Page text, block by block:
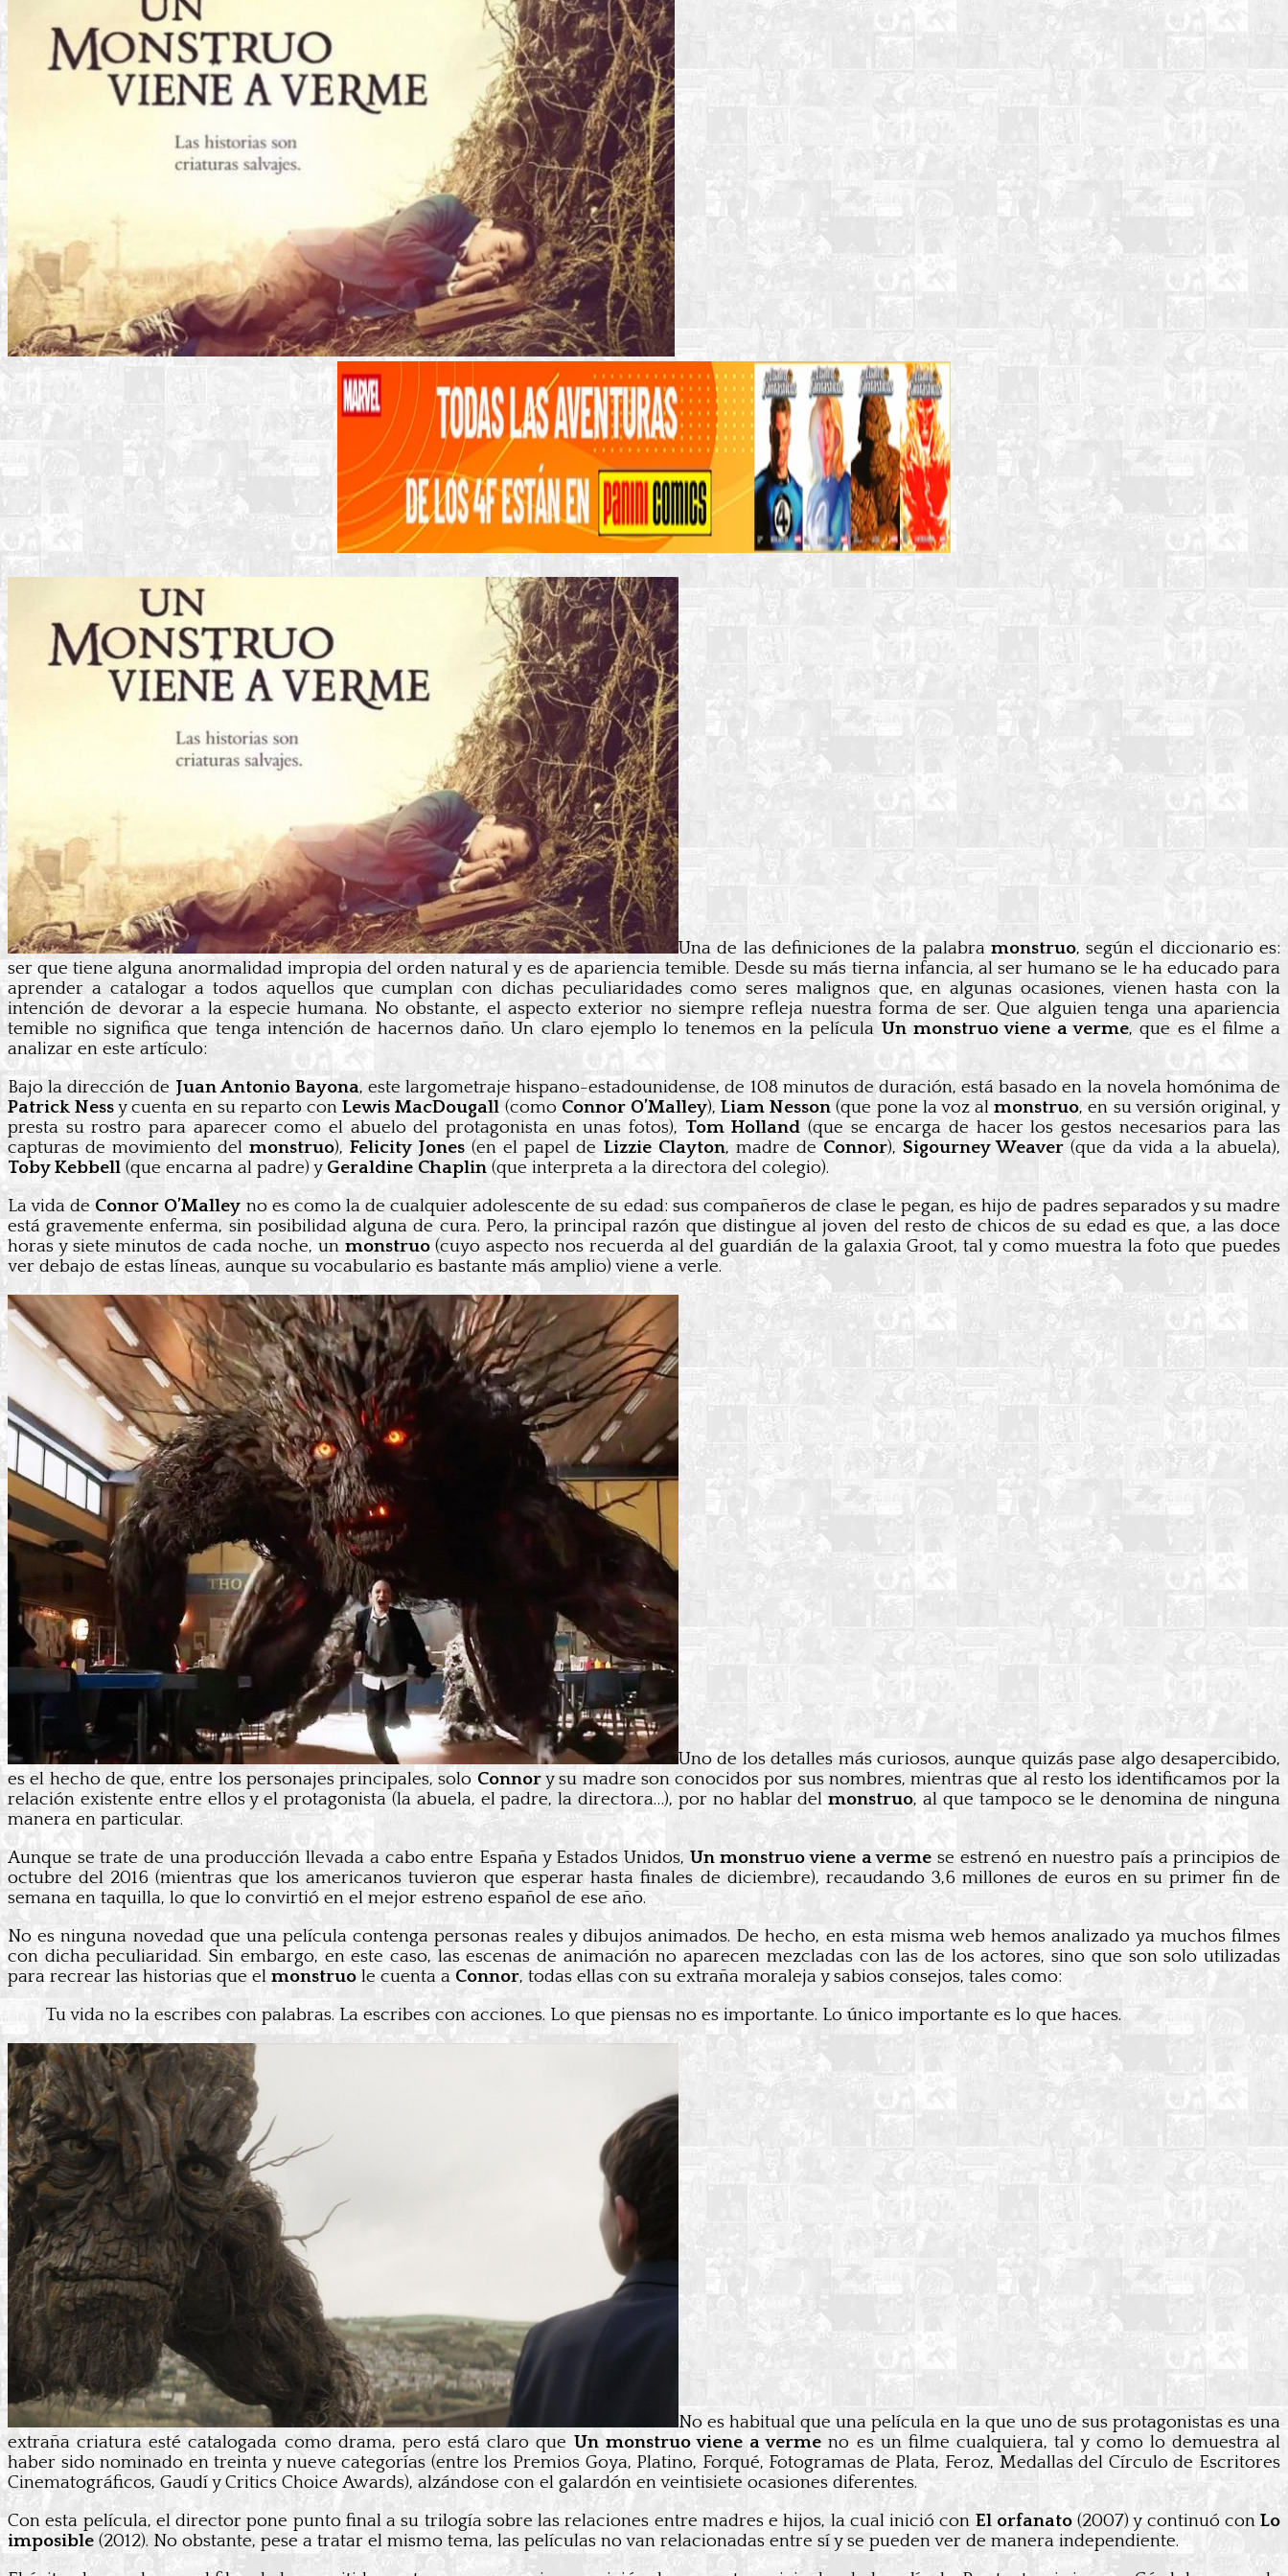
Una de las definiciones de la palabramonstruo, según el diccionario es:
ser que tiene alguna anormalidad impropia del orden natural y es de apariencia temible. Desde su más tierna infancia, al ser humano se le ha educado para
aprender a catalogar a todos aquellos que cumplan con dichas peculiaridades como seres malignos que, en algunas ocasiones, vienen hasta con la
intención de devorar a la especie humana. No obstante, el aspecto exterior no siempre refleja nuestra forma de ser. Que alguien tenga una apariencia
temible no significa que tenga intención de hacernos daño. Un claro ejemplo lo tenemos en la películaUn monstruo viene a verme, que es el filme a
analizar en este artículo:
Bajo la dirección de Juan Antonio Bayona, este largometraje hispano-estadounidense, de 108 minutos de duración, está basado en la novela homónima de
Patrick Nessy cuenta en su reparto conLewis MacDougall (como Connor O’Malley),Liam Nesson(que pone la voz almonstruo, en su versión original, y
presta su rostro para aparecer como el abuelo del protagonista en unas fotos), Tom Holland (que se encarga de hacer los gestos necesarios para las
capturas de movimiento delmonstruo),Felicity Jones (en el papel de Lizzie Clayton, madre de Connor), Sigourney Weaver(que da vida a la abuela),
Toby Kebbell (que encarna al padre) y Geraldine Chaplin (que interpreta a la directora del colegio).
La vida de Connor O’Malley no es como la de cualquier adolescente de su edad: sus compañeros de clase le pegan, es hijo de padres separados y su madre
está gravemente enferma, sin posibilidad alguna de cura. Pero, la principal razón que distingue al joven del resto de chicos de su edad es que, a las doce
horas y siete minutos de cada noche, un monstruo(cuyo aspecto nos recuerda al del guardián de la galaxia Groot, tal y como muestra la foto que puedes
ver debajo de estas líneas, aunque su vocabulario es bastante más amplio) viene a verle.
Uno de los detalles más curiosos, aunque quizás pase algo desapercibido,
es el hecho de que, entre los personajes principales, solo Connory su madre son conocidos por sus nombres, mientras que al resto los identificamos por la
relación existente entre ellos y el protagonista (la abuela, el padre, la directora…), por no hablar delmonstruo, al que tampoco se le denomina de ninguna
manera en particular.
Aunque se trate de una producción llevada a cabo entre España y Estados Unidos, Un monstruo viene a verme se estrenó en nuestro país a principios de
octubre del 2016 (mientras que los americanos tuvieron que esperar hasta finales de diciembre), recaudando 3,6 millones de euros en su primer fin de
semana en taquilla, lo que lo convirtió en el mejor estreno español de ese año.
No es ninguna novedad que una película contenga personas reales y dibujos animados. De hecho, en esta misma web hemos analizado ya muchos filmes
con dicha peculiaridad. Sin embargo, en este caso, las escenas de animación no aparecen mezcladas con las de los actores, sino que son solo utilizadas
para recrear las historias que el monstruo le cuenta a Connor, todas ellas con su extraña moraleja y sabios consejos, tales como:
Tu vida no la escribes con palabras. La escribes con acciones. Lo que piensas no es importante. Lo único importante es lo que haces.
No es habitual que una película en la que uno de sus protagonistas es una
extraña criatura esté catalogada como drama, pero está claro que Un monstruo viene a verme no es un filme cualquiera, tal y como lo demuestra al
haber sido nominado en treinta y nueve categorías (entre los Premios Goya, Platino, Forqué, Fotogramas de Plata, Feroz, Medallas del Círculo de Escritores
Cinematográficos, Gaudí y Critics Choice Awards), alzándose con el galardón en veintisiete ocasiones diferentes.
Con esta película, el director pone punto final a su trilogía sobre las relaciones entre madres e hijos, la cual inició con El orfanato(2007) y continuó con Lo
imposible (2012). No obstante, pese a tratar el mismo tema, las películas no van relacionadas entre sí y se pueden ver de manera independiente.